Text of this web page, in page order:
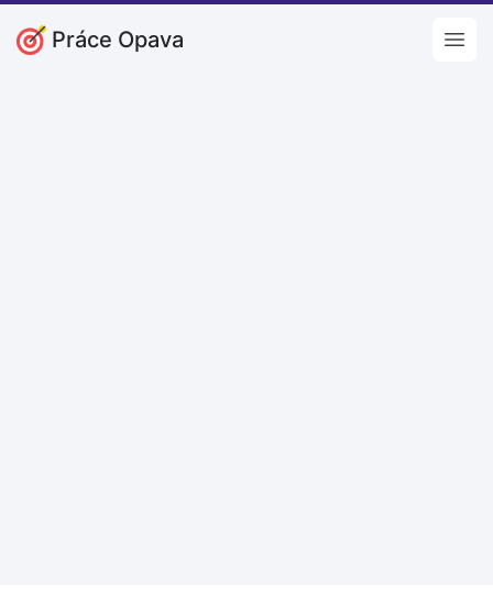
Práce Opava